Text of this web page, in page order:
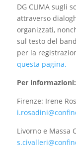
DG CLIMA sugli
attraverso
organizzati,
sul testo del
per la
questa pagina.
Per informazioni:
Firenze: Irene
Livorno e Massa